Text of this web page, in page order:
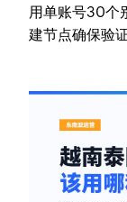
用单账号30个
建节点确保验